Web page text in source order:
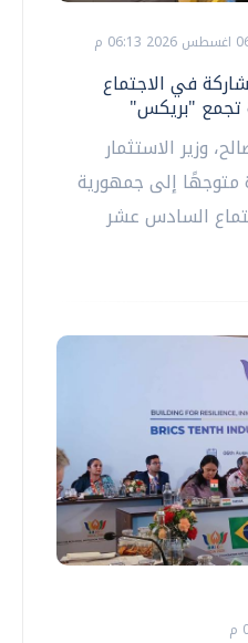
في الاجتماع
تجمع "بريكس"
وزير الاستثمار
متوجهًا إلى جمهورية
السادس عشر